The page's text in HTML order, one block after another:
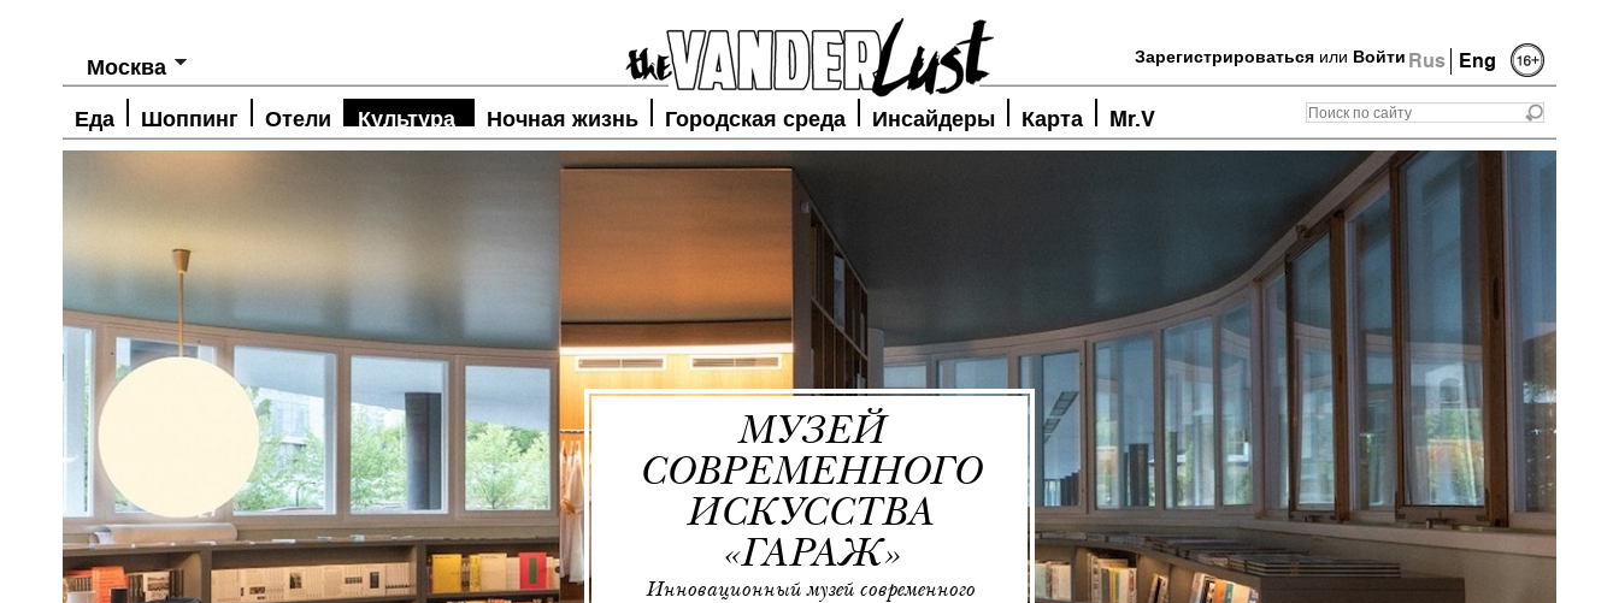
Rus Eng
Зарегистрироваться или Войти
Москва
Еда Шоппинг Отели Культура Ночная жизнь Городская среда Инсайдеры Карта Mr.V
МУЗЕЙ
СОВРЕМЕННОГО
ИСКУССТВА
«ГАРАЖ»
Инновационный музей современного